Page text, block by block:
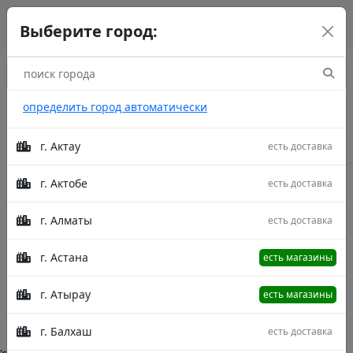
Выберите город:
определить город автоматически
г. Актау есть доставка
г. Актобе есть доставка
г. Алматы есть доставка
г. Астана есть магазины
г. Атырау есть магазины
г. Балхаш есть доставка